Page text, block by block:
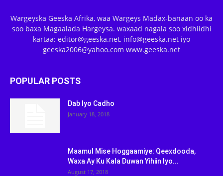
Wargeyska Geeska Afrika, waa Wargeys Madax-banaan oo ka
soo baxa Magaalada Hargeysa. waxaad nagala soo xidhiidhi
kartaa: editor@geeska.net, info@geeska.net iyo
geeska2006@yahoo.com www.geeska.net
POPULAR POSTS
Dab Iyo Cadho
January 18, 2018
Maamul Mise Hoggaamiye: Qeexdooda,
Waxa Ay Ku Kala Duwan Yihiin Iyo...
August 17, 2018